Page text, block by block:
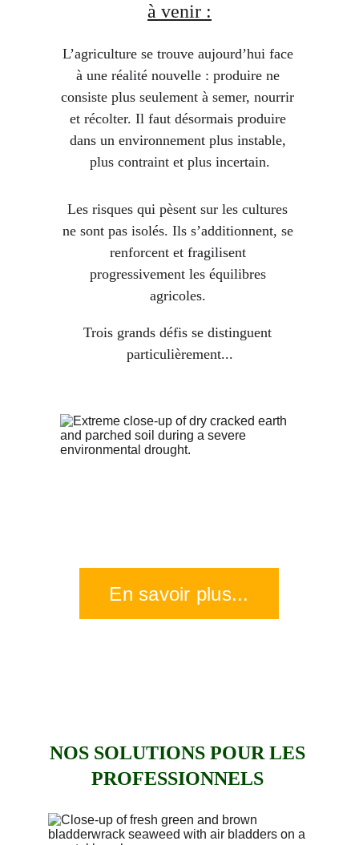
L’agriculture se trouve aujourd’hui face
à une réalité nouvelle : produire ne
consiste plus seulement à semer, nourrir
et récolter. Il faut désormais produire
dans un environnement plus instable,
plus contraint et plus incertain.
Les risques qui pèsent sur les cultures
ne sont pas isolés. Ils s’additionnent, se
renforcent et fragilisent
progressivement les équilibres
agricoles.
Trois grands défis se distinguent
particulièrement...
à venir :
En savoir plus...
NOS SOLUTIONS POUR LES
PROFESSIONNELS